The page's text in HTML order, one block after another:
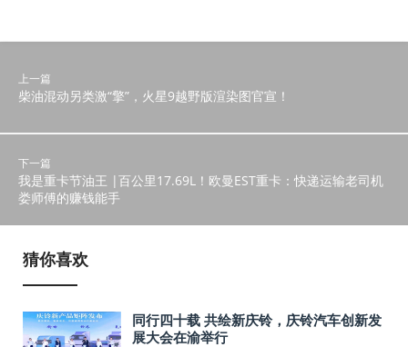
上一篇
柴油混动另类激“擎”，火星9越野版渲染图官宣！
下一篇
我是重卡节油王 |百公里17.69L！欧曼EST重卡：快递运输老司机
娄师傅的赚钱能手
猜你喜欢
同行四十载 共绘新庆铃，庆铃汽车创新发
展大会在渝举行